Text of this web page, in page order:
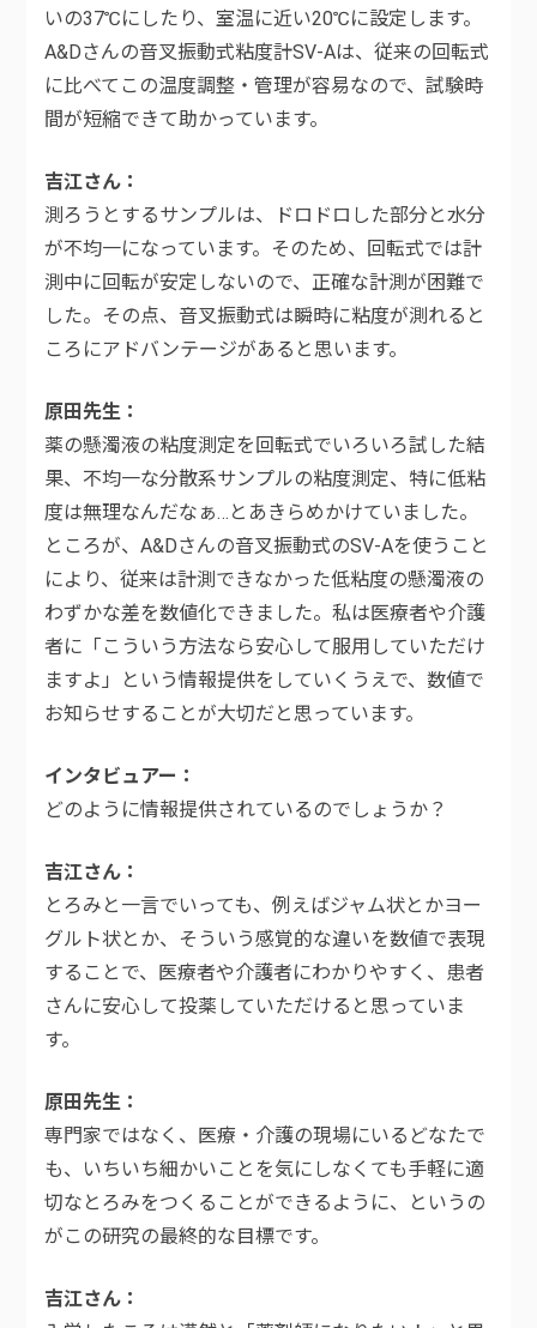
いの37℃にしたり、室温に近い20℃に設定します。
A&Dさんの音叉振動式粘度計SV-Aは、従来の回転式
に比べてこの温度調整・管理が容易なので、試験時
間が短縮できて助かっています。
吉江さん
測ろうとするサンプルは、ドロドロした部分と水分
が不均一になっています。そのため、回転式では計
測中に回転が安定しないので、正確な計測が困難で
した。その点、音叉振動式は瞬時に粘度が測れると
ころにアドバンテージがあると思います。
原田先生
薬の懸濁液の粘度測定を回転式でいろいろ試した結
果、不均一な分散系サンプルの粘度測定、特に低粘
度は無理なんだなぁ…とあきらめかけていました。
ところが、A&Dさんの音叉振動式のSV-Aを使うこと
により、従来は計測できなかった低粘度の懸濁液の
わずかな差を数値化できました。私は医療者や介護
者に「こういう方法なら安心して服用していただけ
ますよ」という情報提供をしていくうえで、数値で
お知らせすることが大切だと思っています。
インタビュアー
どのように情報提供されているのでしょうか？
吉江さん
とろみと一言でいっても、例えばジャム状とかヨー
グルト状とか、そういう感覚的な違いを数値で表現
することで、医療者や介護者にわかりやすく、患者
さんに安心して投薬していただけると思っていま
す。
原田先生
専門家ではなく、医療・介護の現場にいるどなたで
も、いちいち細かいことを気にしなくても手軽に適
切なとろみをつくることができるように、というの
がこの研究の最終的な目標です。
吉江さん